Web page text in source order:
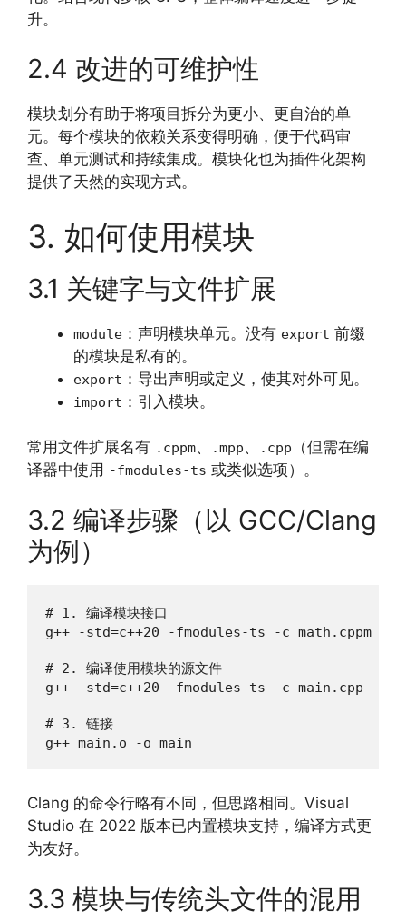
升。
2.4 改进的可维护性
模块划分有助于将项目拆分为更小、更自治的单
元。每个模块的依赖关系变得明确，便于代码审
查、单元测试和持续集成。模块化也为插件化架构
提供了天然的实现方式。
3. 如何使用模块
3.1 关键字与文件扩展
module ：声明模块单元。没有 export 前缀
的模块是私有的。
export ：导出声明或定义，使其对外可见。
import ：引入模块。
常用文件扩展名有 .cppm、 .mpp、 .cpp
（但需在编
译器中使用 -fmodules-ts 或类似选项）。
3.2 编译步骤（以 GCC/Clang
为例）
# 1. 编译模块接口
g++ -std=c++20 -fmodules-ts -c math.cppm -
# 2. 编译使用模块的源文件
g++ -std=c++20 -fmodules-ts -c main.cpp -o
# 3. 链接
g++ main.o -o main
Clang 的命令行略有不同，但思路相同。Visual
Studio 在 2022 版本已内置模块支持，编译方式更
为友好。
3.3 模块与传统头文件的混用